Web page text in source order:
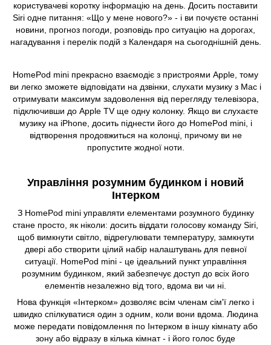
користувачеві коротку інформацію на день. Досить поставити
Siri одне питання: «Що у мене нового?» - і ви почуєте останні
новини, прогноз погоди, розповідь про ситуацію на дорогах,
нагадування і перелік подій з Календаря на сьогоднішній день.
HomePod mini прекрасно взаємодіє з пристроями Apple, тому
ви легко зможете відповідати на дзвінки, слухати музику з Mac і
отримувати максимум задоволення від перегляду телевізора,
підключивши до Apple TV ще одну колонку. Якщо ви слухаєте
музику на iPhone, досить піднести його до HomePod mini, і
відтворення продовжиться на колонці, причому ви не
пропустите жодної ноти.
Управління розумним будинком і новий
Інтерком
З HomePod mini управляти елементами розумного будинку
стане просто, як ніколи: досить віддати голосову команду Siri,
щоб вимкнути світло, відрегулювати температуру, замкнути
двері або створити цілий набір налаштувань для певної
ситуації. HomePod mini - це ідеальний пункт управління
розумним будинком, який забезпечує доступ до всіх його
елементів незалежно від того, вдома ви чи ні.
Нова функція «Інтерком» дозволяє всім членам сім'ї легко і
швидко спілкуватися один з одним, коли вони вдома. Людина
може передати повідомлення по Інтерком в іншу кімнату або
зону або відразу в кілька кімнат - і його голос буде